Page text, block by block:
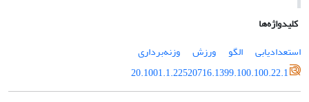
کلیدواژه‌ها
استعدادیابی
الگو ورزش
وزنه‌برداری
20.1001.1.22520716.1399.100.100.22.1